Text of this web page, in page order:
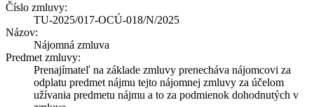
Číslo zmluvy:
TU-2025/017-OCÚ-018/N/2025
Názov:
Nájomná zmluva
Predmet zmluvy:
Prenajímateľ na základe zmluvy prenecháva nájomcovi za
odplatu predmet nájmu tejto nájomnej zmluvy za účelom
užívania predmetu nájmu a to za podmienok dohodnutých v